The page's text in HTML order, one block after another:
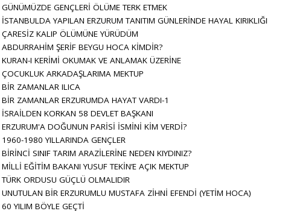
GÜNÜMÜZDE GENÇLERİ ÖLÜME TERK ETMEK
İSTANBULDA YAPILAN ERZURUM TANITIM GÜNLERİNDE HAYAL KIRIKLIĞI
ÇARESİZ KALIP ÖLÜMÜNE YÜRÜDÜM
ABDURRAHİM ŞERİF BEYGU HOCA KİMDİR?
KURAN-I KERİMİ OKUMAK VE ANLAMAK ÜZERİNE
ÇOCUKLUK ARKADAŞLARIMA MEKTUP
BİR ZAMANLAR ILICA
BİR ZAMANLAR ERZURUMDA HAYAT VARDI-1
İSRAİLDEN KORKAN 58 DEVLET BAŞKANI
ERZURUM'A DOĞUNUN PARİSİ İSMİNİ KİM VERDİ?
1960-1980 YILLARINDA GENÇLER
BİRİNCİ SINIF TARIM ARAZİLERİNE NEDEN KIYDINIZ?
MİLLİ EĞİTİM BAKANI YUSUF TEKİN’E AÇIK MEKTUP
TÜRK ORDUSU GÜÇLÜ OLMALIDIR
UNUTULAN BİR ERZURUMLU MUSTAFA ZİHNİ EFENDİ (YETİM HOCA)
60 YILIM BÖYLE GEÇTİ